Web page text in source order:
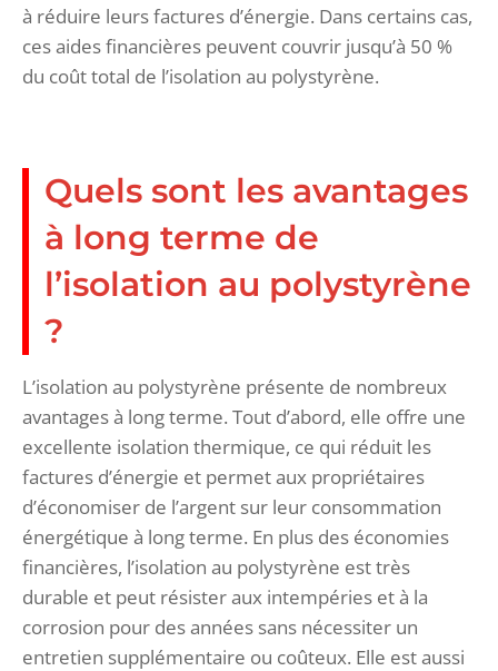
à réduire leurs factures d’énergie. Dans certains cas,
ces aides financières peuvent couvrir jusqu’à 50 %
du coût total de l’isolation au polystyrène.
Quels sont les avantages
à long terme de
l’isolation au polystyrène
?
L’isolation au polystyrène présente de nombreux
avantages à long terme. Tout d’abord, elle offre une
excellente isolation thermique, ce qui réduit les
factures d’énergie et permet aux propriétaires
d’économiser de l’argent sur leur consommation
énergétique à long terme. En plus des économies
financières, l’isolation au polystyrène est très
durable et peut résister aux intempéries et à la
corrosion pour des années sans nécessiter un
entretien supplémentaire ou coûteux. Elle est aussi